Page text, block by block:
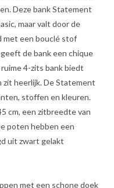
Deze bank Statement
maar valt door de
met een bouclé stof
de bank een chique
4-zits bank biedt
zit heerlijk. De Statement
stoffen en kleuren.
cm, een zitbreedte van
poten hebben een
uit zwart gelakt
met een schone doek